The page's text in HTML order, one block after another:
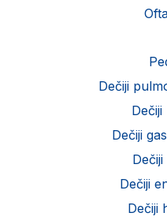
Dečiji
Dečiji
Dečiji
Dečiji